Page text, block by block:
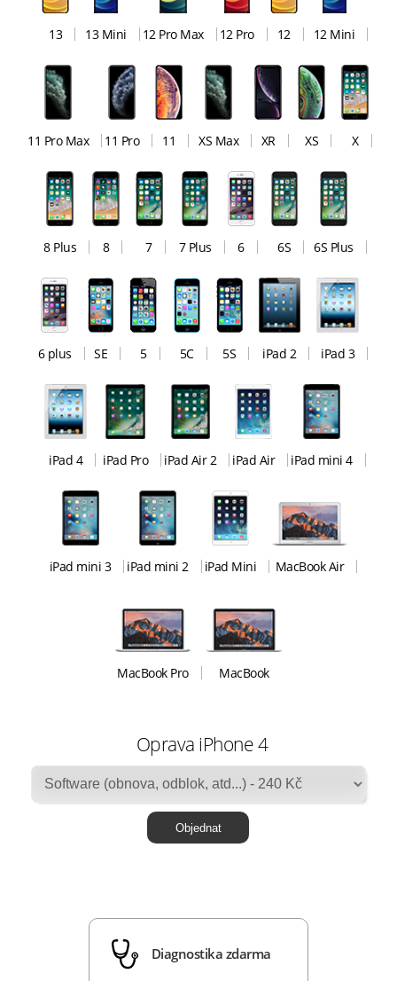
13 13 Mini 12 Pro Max 12 Pro 12 12 Mini
11 Pro Max 11 Pro 11 XS Max XR XS X
8 Plus 8 7 7 Plus 6 6S 6S Plus
6 plus SE 5 5C 5S iPad 2 iPad 3
iPad 4 iPad Pro iPad Air 2 iPad Air iPad mini 4
iPad mini 3 iPad mini 2 iPad Mini MacBook Air
MacBook Pro MacBook
Oprava iPhone 4
Diagnostika zdarma